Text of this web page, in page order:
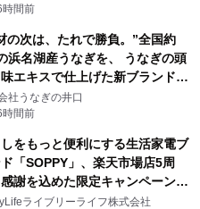
プラン
時間前
の次は、たれで勝負。”全国約
浜名湖産うなぎを、 うなぎの頭
エキスで仕上げた新ブランド
の誉」誕生
社うなぎの井口
時間前
をもっと便利にする生活家電ブ
「SOPPY」、楽天市場店5周
謝を込めた限定キャンペーンを
日より開催
ライブリーライフ株式会社